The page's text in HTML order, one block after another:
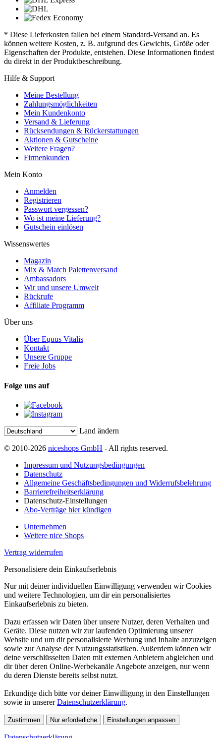
* Diese Lieferkosten fallen bei einem Standard-Versand an. Es
können weitere Kosten, z. B. aufgrund des Gewichts, Größe oder
Eigenschaften der Produkte, entstehen. Diese Informationen findest
du direkt in der Produktbeschreibung.
Hilfe & Support
Meine Bestellung
Zahlungsmöglichkeiten
Mein Kundenkonto
Versand & Lieferung
Rücksendungen & Rückerstattungen
Aktionen & Gutscheine
Weitere Fragen?
Firmenkunden
Mein Konto
Anmelden
Registrieren
Passwort vergessen?
Wo ist meine Lieferung?
Gutschein einlösen
Wissenswertes
Magazin
Mix & Match Palettenversand
Ambassadors
Wir und unsere Umwelt
Rückrufe
Affiliate Programm
Über uns
Über Equus Vitalis
Kontakt
Unsere Gruppe
Freie Jobs
Folge uns auf
Land ändern
© 2010-2026 niceshops GmbH - All rights reserved.
Impressum und Nutzungsbedingungen
Datenschutz
Allgemeine Geschäftsbedingungen und Widerrufsbelehrung
Barrierefreiheitserklärung
Datenschutz-Einstellungen
Abo-Verträge hier kündigen
Unternehmen
Weitere nice Shops
Vertrag widerrufen
Personalisiere dein Einkaufserlebnis
Nur mit deiner individuellen Einwilligung verwenden wir Cookies
und weitere Technologien, um dir ein personalisiertes
Einkaufserlebnis zu bieten.
Dazu erfassen wir Daten über unsere Nutzer, deren Verhalten und
Geräte. Diese nutzen wir zur laufenden Optimierung unserer
Website und um dir personalisierte Werbung und Inhalte anzuzeigen
sowie zur Analyse der Nutzungsstatistiken. Außerdem können wir
deine verschlüsselten Daten mit externen Anbietern abgleichen und
dir über deren Online-Werbekanäle Angebote anzeigen, nur wenn
du deren Dienste bereits selbst nutzt.
Erkundige dich bitte vor deiner Einwilligung in den Einstellungen
sowie in unsererDatenschutzerklärung.
Zustimmen Nur erforderliche Einstellungen anpassen